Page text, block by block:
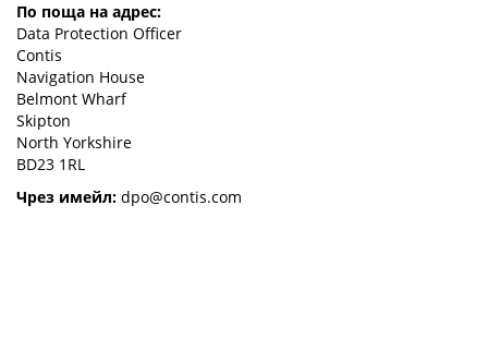
По поща на адрес:
Data Protection Officer
Contis
Navigation House
Belmont Wharf
Skipton
North Yorkshire
BD23 1RL
Чрез имейл: dpo@contis.com